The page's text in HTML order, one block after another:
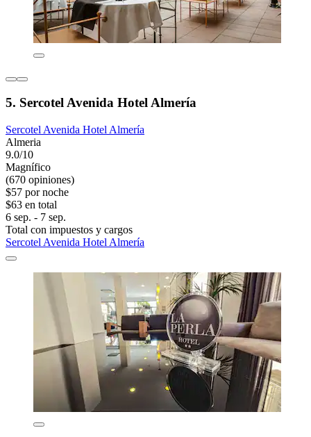
5. Sercotel Avenida Hotel Almería
Sercotel Avenida Hotel Almería
Almeria
9.0/10
Magnífico
(670 opiniones)
$57 por noche
$63 en total
6 sep. - 7 sep.
Total con impuestos y cargos
Sercotel Avenida Hotel Almería